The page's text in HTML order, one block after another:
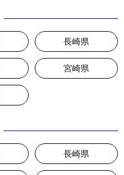
長崎県
宮崎県
長崎県